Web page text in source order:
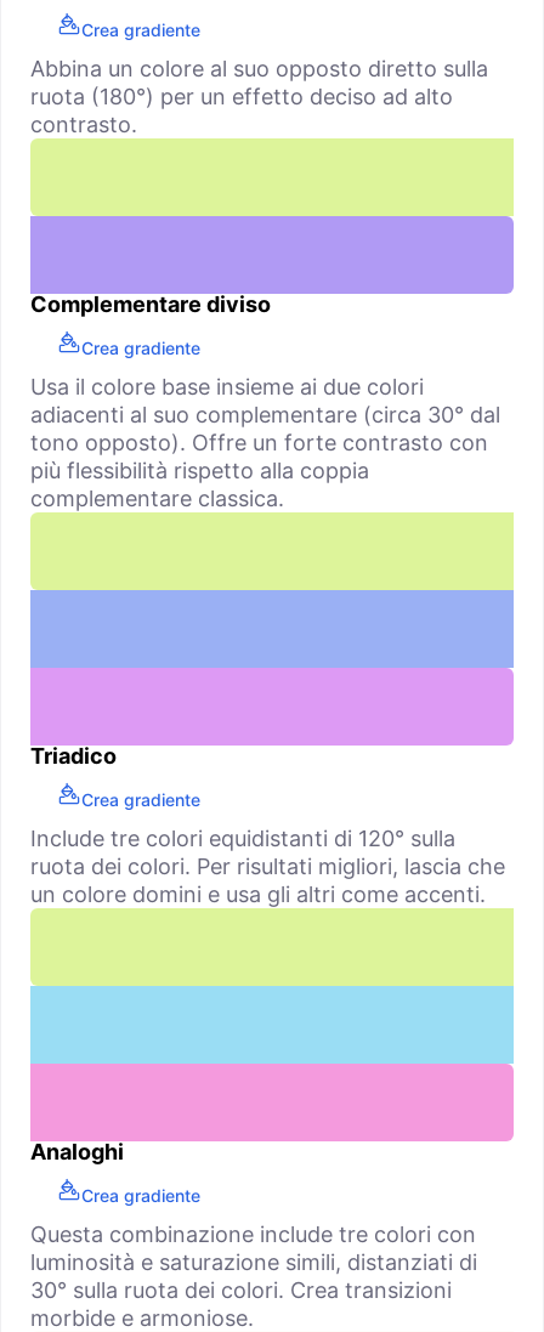
Crea gradiente
Abbina un colore al suo opposto diretto sulla
ruota (180°) per un effetto deciso ad alto
contrasto.
Complementare diviso
Crea gradiente
Usa il colore base insieme ai due colori
adiacenti al suo complementare (circa 30° dal
tono opposto). Offre un forte contrasto con
più flessibilità rispetto alla coppia
complementare classica.
Triadico
Crea gradiente
Include tre colori equidistanti di 120° sulla
ruota dei colori. Per risultati migliori, lascia che
un colore domini e usa gli altri come accenti.
Analoghi
Crea gradiente
Questa combinazione include tre colori con
luminosità e saturazione simili, distanziati di
30° sulla ruota dei colori. Crea transizioni
morbide e armoniose.